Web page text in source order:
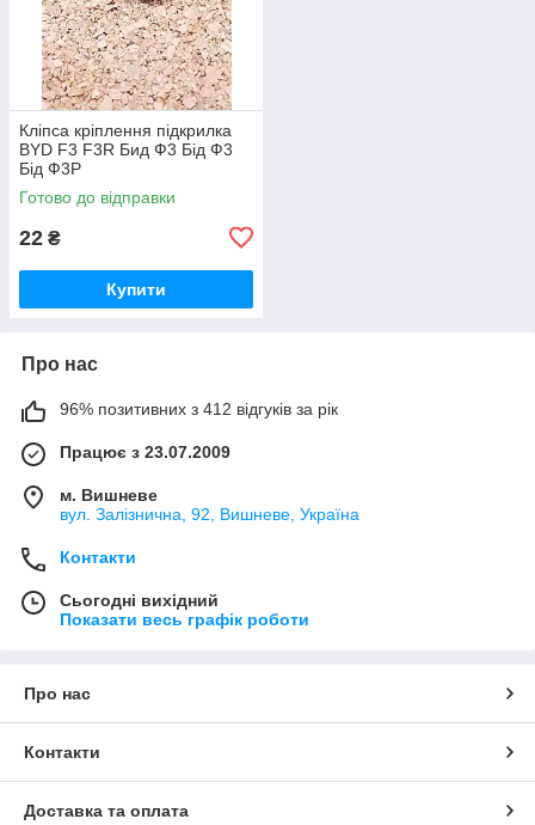
Кліпса кріплення підкрилка
BYD F3 F3R Бид Ф3 Бід Ф3
Бід Ф3Р
Готово до відправки
22 ₴
Купити
Про нас
96% позитивних з 412 відгуків за рік
Працює з 23.07.2009
м. Вишневе
вул. Залізнична, 92, Вишневе, Україна
Контакти
Сьогодні вихідний
Показати весь графік роботи
Про нас
Контакти
Доставка та оплата